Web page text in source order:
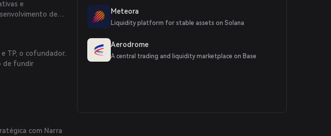
e
de
comunidade e
do
TP, o cofundador.
de fundir
com Narra
Meteora
Liquidity platform for stable assets on Solana
Aerodrome
A central trading and liquidity marketplace on Base